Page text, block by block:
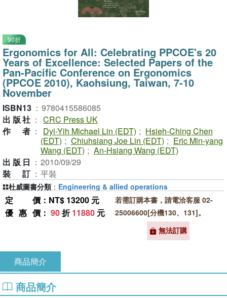
90折
Ergonomics for All: Celebrating PPCOE's 20
Years of Excellence: Selected Papers of the
Pan-Pacific Conference on Ergonomics
(PPCOE 2010), Kaohsiung, Taiwan, 7-10
November
ISBN13 ： 9780415586085
出版社 ： CRC Press UK
作者 ： Dyi-Yih Michael Lin (EDT) ; Hsieh-Ching Chen
(EDT) ; Chiuhsiang Joe Lin (EDT) ; Eric Min-yang
Wang (EDT) ; An-Hsiang Wang (EDT)
出版日 ： 2010/09/29
裝訂 ： 平裝
定價 ：NT$ 13200 元
優惠價 ： 90折11880 元
若需訂購本書，請電洽客服 02-
25006600[分機130、131]。
無法訂購
杜威圖書分類 ： Engineering & allied operations
商品簡介
商品簡介